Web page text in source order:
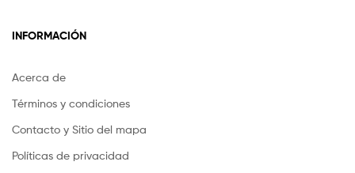
INFORMACIÓN
Acerca de
Términos y condiciones
Contacto y Sitio del mapa
Políticas de privacidad